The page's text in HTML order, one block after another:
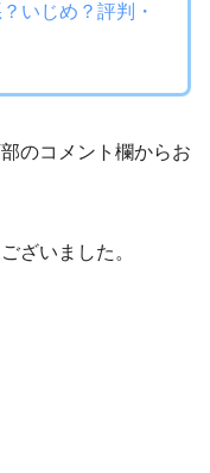
いじめ？評判・
のコメント欄からお
ざいました。